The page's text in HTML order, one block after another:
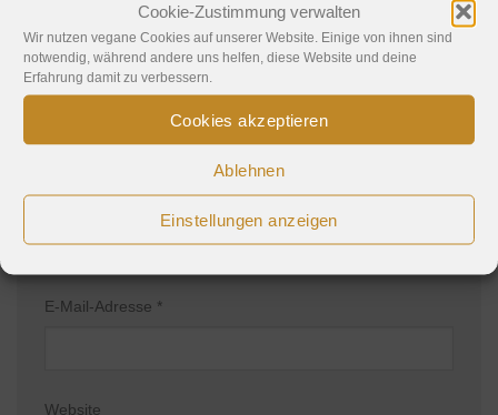
Cookie-Zustimmung verwalten
Wir nutzen vegane Cookies auf unserer Website. Einige von ihnen sind
notwendig, während andere uns helfen, diese Website und deine
Erfahrung damit zu verbessern.
Cookies akzeptieren
Ablehnen
Einstellungen anzeigen
E-Mail-Adresse *
Website